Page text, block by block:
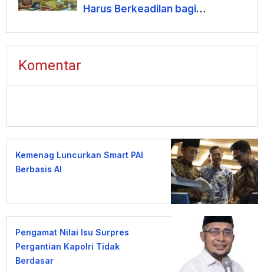
Harus Berkeadilan bagi
Komentar
Kemenag Luncurkan Smart PAI
Berbasis AI
Pengamat Nilai Isu Surpres
Pergantian Kapolri Tidak
Berdasar